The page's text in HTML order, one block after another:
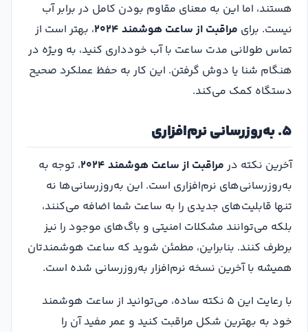
هستند، اما این به معنای مقاوم بودن کامل در برابر آب
نیست. برای مراقبت از ساعت هوشمند ۲۰۲۴
، بهتر است از
تماس طولانی مدت ساعت با آب خودداری کنید، به ویژه در
هنگام شنا یا دوش گرفتن. این کار به حفظ عملکرد صحیح
دستگاه کمک می‌کند.
۵. به‌روزرسانی نرم‌افزاری
آخرین نکته در مراقبت از ساعت هوشمند ۲۰۲۴
، توجه به
به‌روزرسانی‌های نرم‌افزاری است. این به‌روزرسانی‌ها نه
تنها قابلیت‌های جدیدی را به ساعت شما اضافه می‌کنند،
بلکه می‌توانند مشکلات امنیتی و باگ‌های موجود را نیز
برطرف کنند. بنابراین، مطمئن شوید که ساعت هوشمندتان
همیشه با آخرین نسخه نرم‌افزار به‌روزرسانی شده است.
با رعایت این ۵ نکته ساده، می‌توانید از ساعت هوشمند
خود به بهترین شکل مراقبت کنید و عمر مفید آن را